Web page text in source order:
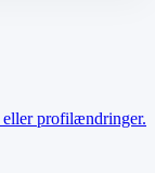
eller profilændringer.